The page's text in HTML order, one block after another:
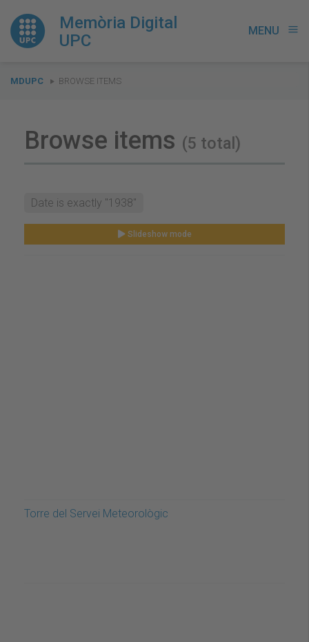
Memòria Digital
UPC
MENU menu
You
MDUPC BROWSE ITEMS
Browse items (5 total)
Date is exactly "1938"
Slideshow mode
Torre del Servei Meteorològic